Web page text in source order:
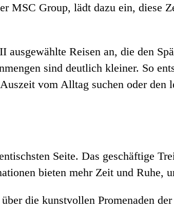
MSC Group, lädt dazu ein, diese
Reisen an, die den
sind deutlich kleiner. So
vom Alltag suchen oder den
Seite. Das geschäftige
bieten mehr Zeit und Ruhe,
die kunstvollen Promenaden